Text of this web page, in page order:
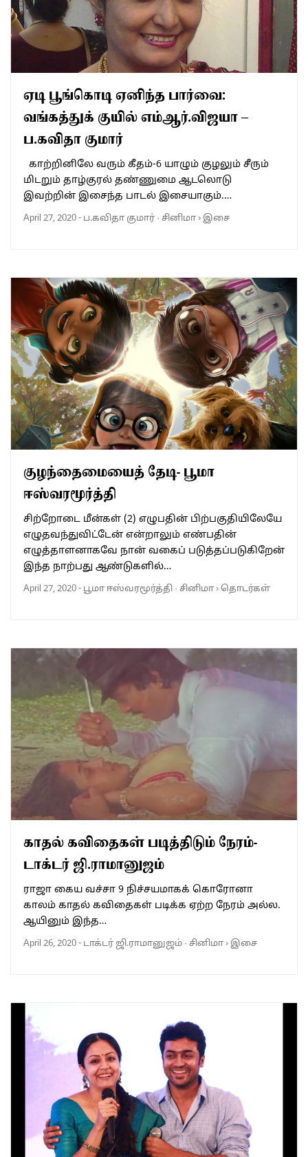
ஏடி பூங்கொடி ஏனிந்த பார்வை:
வங்கத்துக் குயில் எம்ஆர்.விஜயா –
ப.கவிதா குமார்
காற்றினிலே வரும் கீதம்-6 யாழும் குழலும் சீரும்
மிடறும் தாழ்குரல் தண்ணுமை ஆடலொடு
இவற்றின் இசைந்த பாடல் இசையாகும்.…
April 27, 2020- ப.கவிதா குமார் · சினிமா› இசை
குழந்தைமையைத் தேடி- பூமா
ஈஸ்வரமூர்த்தி
சிற்றோடை மீன்கள் (2) எழுபதின் பிற்பகுதியிலேயே
எழுதவந்துவிட்டேன் என்றாலும் எண்பதின்
எழுத்தாளனாகவே நான் வகைப் படுத்தப்படுகிறேன்
இந்த நாற்பது ஆண்டுகளில்…
April 27, 2020- பூமா ஈஸ்வரமூர்த்தி · சினிமா›தொடர்கள்
காதல் கவிதைகள் படித்திடும் நேரம்-
டாக்டர் ஜி.ராமானுஜம்
ராஜா கைய வச்சா 9 நிச்சயமாகக் கொரோனா
காலம் காதல் கவிதைகள் படிக்க ஏற்ற நேரம் அல்ல.
ஆயினும் இந்த…
April 26, 2020- டாக்டர் ஜி.ராமானுஜம் · சினிமா› இசை